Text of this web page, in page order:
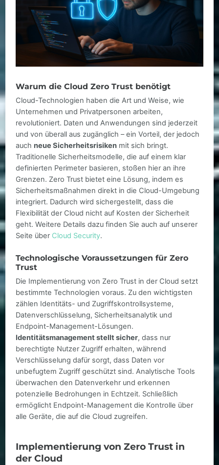
Warum die Cloud Zero Trust benötigt
Cloud-Technologien haben die Art und Weise, wie
Unternehmen und Privatpersonen arbeiten,
revolutioniert. Daten und Anwendungen sind jederzeit
und von überall aus zugänglich – ein Vorteil, der jedoch
auch neue Sicherheitsrisiken mit sich bringt.
Traditionelle Sicherheitsmodelle, die auf einem klar
definierten Perimeter basieren, stoßen hier an ihre
Grenzen. Zero Trust bietet eine Lösung, indem es
Sicherheitsmaßnahmen direkt in die Cloud-Umgebung
integriert. Dadurch wird sichergestellt, dass die
Flexibilität der Cloud nicht auf Kosten der Sicherheit
geht. Weitere Details dazu finden Sie auch auf unserer
Seite über Cloud Security.
Technologische Voraussetzungen für Zero
Trust
Die Implementierung von Zero Trust in der Cloud setzt
bestimmte Technologien voraus. Zu den wichtigsten
zählen Identitäts- und Zugriffskontrollsysteme,
Datenverschlüsselung, Sicherheitsanalytik und
Endpoint-Management-Lösungen.
Identitätsmanagement stellt sicher, dass nur
berechtigte Nutzer Zugriff erhalten, während
Verschlüsselung dafür sorgt, dass Daten vor
unbefugtem Zugriff geschützt sind. Analytische Tools
überwachen den Datenverkehr und erkennen
potenzielle Bedrohungen in Echtzeit. Schließlich
ermöglicht Endpoint-Management die Kontrolle über
alle Geräte, die auf die Cloud zugreifen.
Implementierung von Zero Trust in
der Cloud